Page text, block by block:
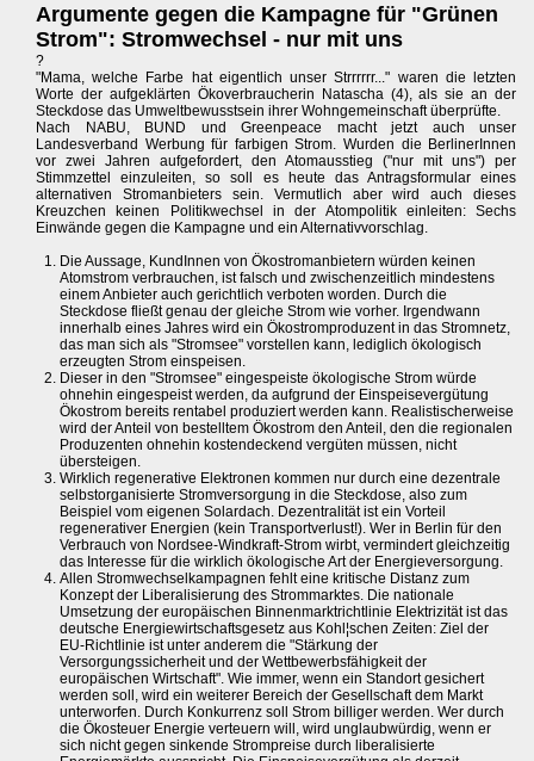
Argumente gegen die Kampagne für "Grünen
Strom": Stromwechsel - nur mit uns
?
"Mama, welche Farbe hat eigentlich unser Strrrrrr..." waren die letzten
Worte der aufgeklärten Ökoverbraucherin Natascha (4), als sie an der
Steckdose das Umweltbewusstsein ihrer Wohngemeinschaft überprüfte.
Nach NABU, BUND und Greenpeace macht jetzt auch unser
Landesverband Werbung für farbigen Strom. Wurden die BerlinerInnen
vor zwei Jahren aufgefordert, den Atomausstieg ("nur mit uns") per
Stimmzettel einzuleiten, so soll es heute das Antragsformular eines
alternativen Stromanbieters sein. Vermutlich aber wird auch dieses
Kreuzchen keinen Politikwechsel in der Atompolitik einleiten: Sechs
Einwände gegen die Kampagne und ein Alternativvorschlag.
Die Aussage, KundInnen von Ökostromanbietern würden keinen
Atomstrom verbrauchen, ist falsch und zwischenzeitlich mindestens
einem Anbieter auch gerichtlich verboten worden. Durch die
Steckdose fließt genau der gleiche Strom wie vorher. Irgendwann
innerhalb eines Jahres wird ein Ökostromproduzent in das Stromnetz,
das man sich als "Stromsee" vorstellen kann, lediglich ökologisch
erzeugten Strom einspeisen.
Dieser in den "Stromsee" eingespeiste ökologische Strom würde
ohnehin eingespeist werden, da aufgrund der Einspeisevergütung
Ökostrom bereits rentabel produziert werden kann. Realistischerweise
wird der Anteil von bestelltem Ökostrom den Anteil, den die regionalen
Produzenten ohnehin kostendeckend vergüten müssen, nicht
übersteigen.
Wirklich regenerative Elektronen kommen nur durch eine dezentrale
selbstorganisierte Stromversorgung in die Steckdose, also zum
Beispiel vom eigenen Solardach. Dezentralität ist ein Vorteil
regenerativer Energien (kein Transportverlust!). Wer in Berlin für den
Verbrauch von Nordsee-Windkraft-Strom wirbt, vermindert gleichzeitig
das Interesse für die wirklich ökologische Art der Energieversorgung.
Allen Stromwechselkampagnen fehlt eine kritische Distanz zum
Konzept der Liberalisierung des Strommarktes. Die nationale
Umsetzung der europäischen Binnenmarktrichtlinie Elektrizität ist das
deutsche Energiewirtschaftsgesetz aus Kohl¦schen Zeiten: Ziel der
EU-Richtlinie ist unter anderem die "Stärkung der
Versorgungssicherheit und der Wettbewerbsfähigkeit der
europäischen Wirtschaft". Wie immer, wenn ein Standort gesichert
werden soll, wird ein weiterer Bereich der Gesellschaft dem Markt
unterworfen. Durch Konkurrenz soll Strom billiger werden. Wer durch
die Ökosteuer Energie verteuern will, wird unglaubwürdig, wenn er
sich nicht gegen sinkende Strompreise durch liberalisierte